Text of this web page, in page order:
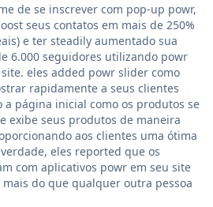
de se inscrever com pop-up powr,
seus contatos em mais de 250%
e ter steadily aumentado sua
6.000 seguidores utilizando powr
eles added powr slider como
rapidamente a seus clientes
a página inicial como os produtos se
exibe seus produtos de maneira
aos clientes uma ótima
eles reported que os
com aplicativos powr em seu site
mais do que qualquer outra pessoa